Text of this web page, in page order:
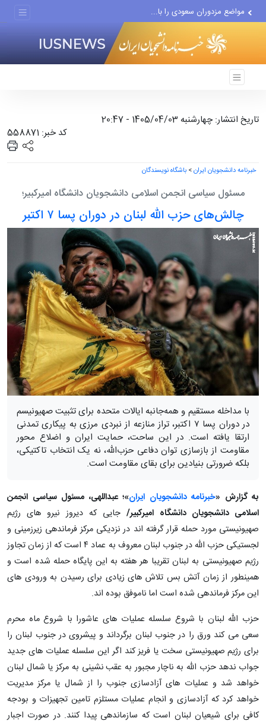
مواضع مزدوران سعودی را با...
تاریخ انتشار: چهارشنبه 1405/04/03 - 20:47
کد خبر: 558871
خبرنامه دانشجویان ایران> باشگاه نویسندگان
مسئول سیاسی انجمن اسلامی دانشجویان دانشگاه امیرکبیر؛
چالش‌های حزب الله لبنان در دوران پسا ۷ اکتبر
با مداخله مستقیم و همه‌جانبه ایالات متحده برای تثبیت صهیونیسم
در دوران پسا ۷ اکتبر، تراز منازعه از نبردی مرزی به پیکاری تمدنی
ارتقا یافته است. در این ساحت، حمایت ایران و اضلاع محور
مقاومت از بازسازی توان دفاعی حزب‌الله، نه یک انتخاب تاکتیکی،
بلکه ضرورتی بنیادین برای بقای مقاومت است.
به گزارش «خبرنامه دانشجویان ایران»؛ عبداللهی، مسئول سیاسی انجمن
اسلامی دانشجویان دانشگاه امیرکبیر/جایی که دیروز نیرو های رژیم
صهیونیستی مورد حمله قرار گرفته اند در نزدیکی مرکز فرماندهی زیرزمینی و
لجستیکی حزب الله در جنوب لبنان معروف به عماد ۴ است که از زمان تجاوز
رژیم صهیونیستی به لبنان تقریبا هر هفته به این پایگاه حمله شده است و
همینطور از زمان آتش بس تلاش های زیادی برای رسیدن به ورودی های
این مرکز فرماندهی شده است اما ناموفق بوده اند.
حزب الله لبنان با شروع سلسله عملیات های عاشورا با شروع ماه محرم
سعی می کند ورق را در جنوب لبنان برگرداند و پیشروی در جنوب لبنان را
برای رژیم صهیونیستی سخت یا فریز کند اگر این سلسله عملیات های جدید
جواب ندهد حزب الله به ناچار مجبور به عقب نشینی به مرکز یا شمال لبنان
خواهد شد و عملیات های آزادسازی جنوب را از شمال یا مرکز مدیریت
خواهد کرد که آزادسازی و انجام عملیات مستلزم تامین تجهیزات و بودجه
کافی برای شیعیان لبنان است که سازماندهی پیدا کنند. در صورت اجبار